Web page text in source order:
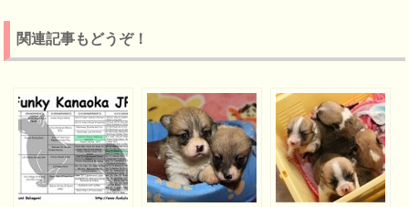
関連記事もどうぞ！